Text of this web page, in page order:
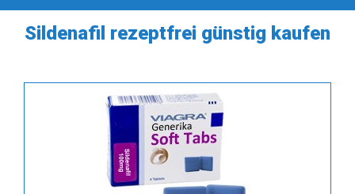
Sildenafil rezeptfrei günstig kaufen